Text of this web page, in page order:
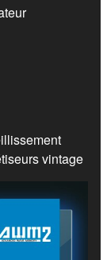
vintage